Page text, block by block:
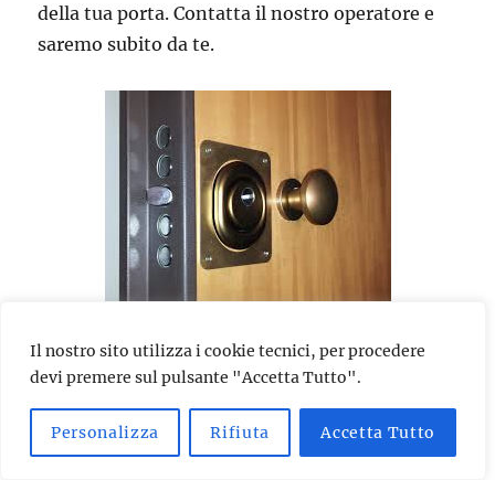
Il nostro sito utilizza i cookie tecnici, per procedere
devi premere sul pulsante "Accetta Tutto".
Personalizza Rifiuta Accetta Tutto
della tua porta. Contatta il nostro operatore e
saremo subito da te.
Se hai subito un tentativo di effrazione, se la
porta si è chiusa accidentalmente, se ti hanno
rubato le chiavi di casa o le hai perse, se vuoi
installare una serratura di ultima generazione,